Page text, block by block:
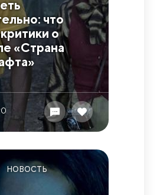
что
о
«Страна
НОВОСТЬ